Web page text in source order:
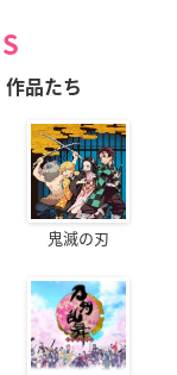
品たち
鬼滅の刃